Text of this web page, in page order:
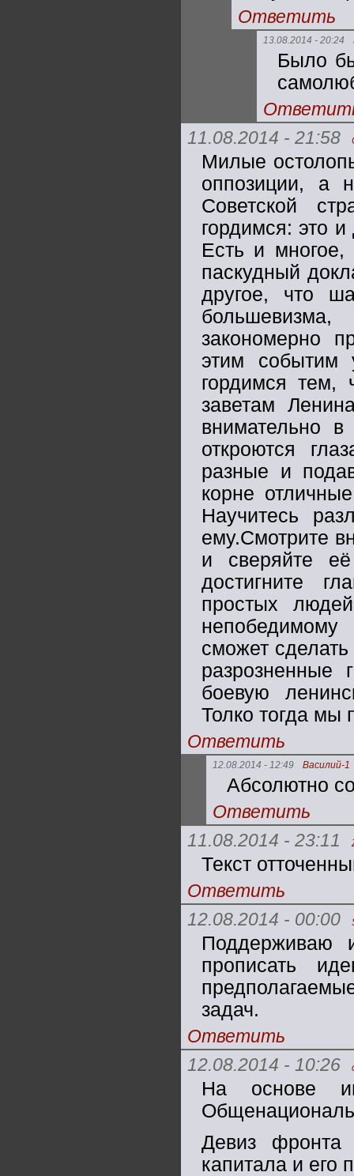
Ответить
13.08.2014 - 20:24
Было
11.08.2014 - 21:58
Милые
оппозиции, а
Советской
гордимся: это
Есть и
паскудный
другое, что
закономерно
этим
гордимся тем,
заветам
внимательно
откроются
разные и
корне
Научитесь
ему.Смотрите
и сверяйте
достигните
простых
сможет сделать
разрозненные
боевую
Толко тогда мы
Ответить
12.08.2014 - 12:49 Василий-1
Абсолютно
Ответить
11.08.2014 - 23:11
Текст
Ответить
12.08.2014 - 00:00
Поддерживаю
прописать
задач.
Ответить
12.08.2014 - 10:26
На основе
Девиз фронта
капитала и его